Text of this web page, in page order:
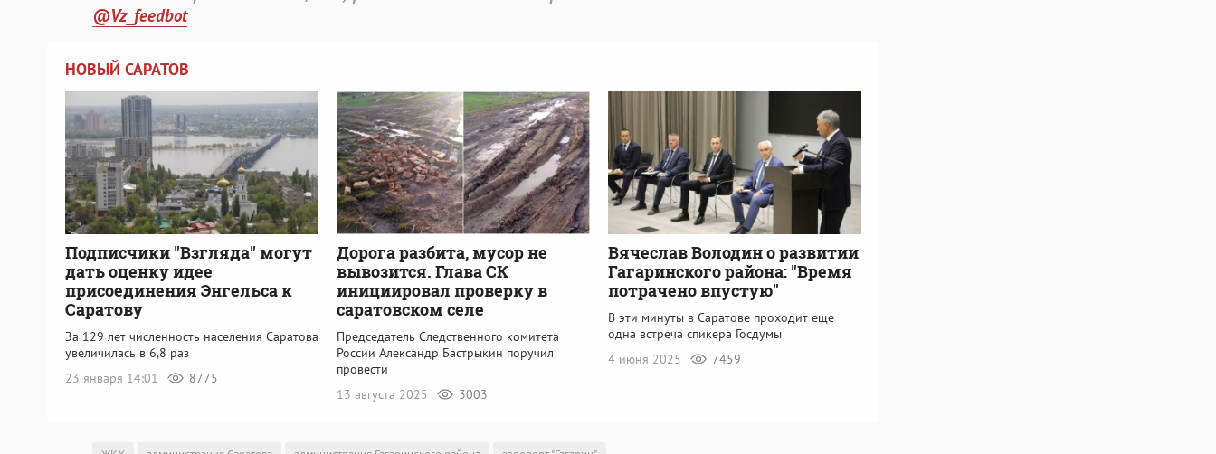
@Vz_feedbot
НОВЫЙ САРАТОВ
Подписчики "Взгляда" могут
дать оценку идее
присоединения Энгельса к
Саратову
За 129 лет численность населения Саратова
увеличилась в 6,8 раз
23 января 14:01
8775
Дорога разбита, мусор не
вывозится. Глава СК
инициировал проверку в
саратовском селе
Председатель Следственного комитета
России Александр Бастрыкин поручил
провести
13 августа 2025
3003
Вячеслав Володин о развитии
Гагаринского района: "Время
потрачено впустую"
В эти минуты в Саратове проходит еще
одна встреча спикера Госдумы
4 июня 2025
7459